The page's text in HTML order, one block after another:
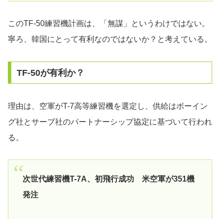
このTF-50練習機計画は、「無謀」というわけではない。
寧ろ、韓国にとって有利なのではないか？と考えている。
TF-50が有利か？
理由は、空軍がT-7高等練習機を選定し、供給はボーイン
グ社とサーブ社のパートナーシップ協定に基づいて行われ
る。
次世代練習機T-7A、初飛行成功 米空軍が351機
発注